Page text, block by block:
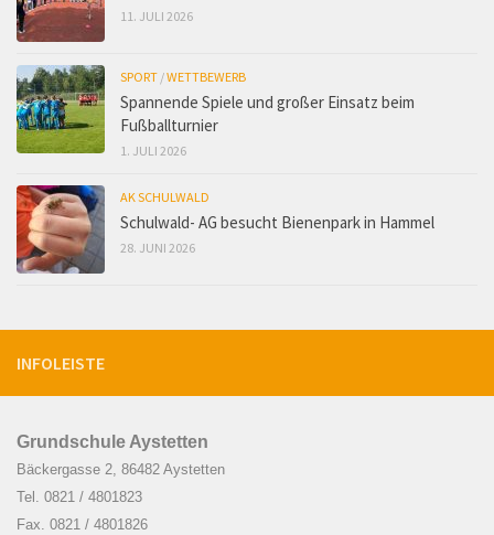
11. JULI 2026
SPORT /WETTBEWERB
Spannende Spiele und großer Einsatz beim
Fußballturnier
1. JULI 2026
AK SCHULWALD
Schulwald- AG besucht Bienenpark in Hammel
28. JUNI 2026
INFOLEISTE
Grundschule Aystetten
Bäckergasse 2, 86482 Aystetten
Tel. 0821 / 4801823
Fax. 0821 / 4801826